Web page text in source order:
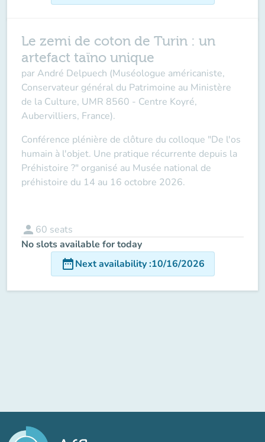
Le zemi de coton de Turin : un
artefact taïno unique
par André Delpuech (Muséologue américaniste,
Conservateur général du Patrimoine au Ministère
de la Culture, UMR 8560 - Centre Koyré,
Aubervilliers, France).
Conférence plénière de clôture du colloque "De l'os
humain à l'objet. Une pratique récurrente depuis la
Préhistoire ?" organisé au Musée national de
préhistoire du 14 au 16 octobre 2026.
person 60 seats
No slots available for today
date_rangeNext availability:10/16/2026